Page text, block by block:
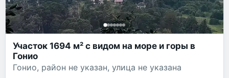
Участок 1694 м² с видом на море и горы в
Гонио
Гонио, район не указан, улица не указана